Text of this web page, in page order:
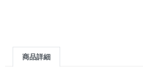
[主人公である小説家の遺作]を絵本化。
＜小説/絵本版＞ 凛々風猛 -ririkazetakeru
商品詳細